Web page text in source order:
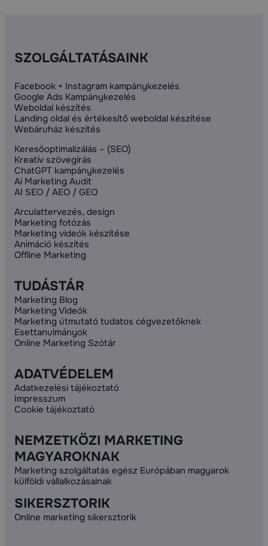
SZOLGÁLTATÁSAINK
Facebook + Instagram kampánykezelés
Google Ads Kampánykezelés
Weboldal készítés
Landing oldal és értékesítő weboldal készítése
Webáruház készítés
Keresőoptimalizálás – (SEO)
Kreatív szövegírás
ChatGPT kampánykezelés
Ai Marketing Audit
AI SEO / AEO / GEO
Arculattervezés, design
Marketing fotózás
Marketing videók készítése
Animáció készítés
Offline Marketing
TUDÁSTÁR
Marketing Blog
Marketing Videók
Marketing útmutató tudatos cégvezetőknek
Esettanulmányok
Online Marketing Szótár
ADATVÉDELEM
Adatkezelési tájékoztató
Impresszum
Cookie tájékoztató
NEMZETKÖZI MARKETING
MAGYAROKNAK
Marketing szolgáltatás egész Európában magyarok
külföldi vállalkozásainak
SIKERSZTORIK
Online marketing sikersztorik